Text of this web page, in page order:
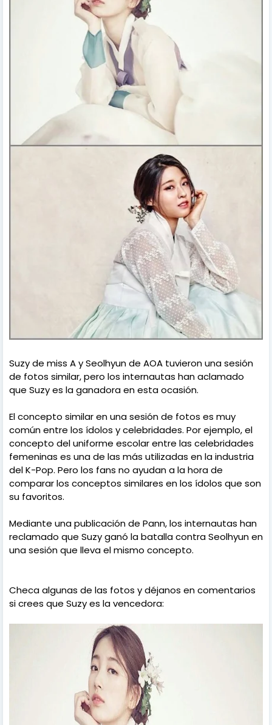
Suzy de miss A y Seolhyun de AOA tuvieron una sesión
de fotos similar, pero los internautas han aclamado
que Suzy es la ganadora en esta ocasión.
El concepto similar en una sesión de fotos es muy
común entre los ídolos y celebridades. Por ejemplo, el
concepto del uniforme escolar entre las celebridades
femeninas es una de las más utilizadas en la industria
del K-Pop. Pero los fans no ayudan a la hora de
comparar los conceptos similares en los ídolos que son
su favoritos.
Mediante una publicación de Pann, los internautas han
reclamado que Suzy ganó la batalla contra Seolhyun en
una sesión que lleva el mismo concepto.
Checa algunas de las fotos y déjanos en comentarios
si crees que Suzy es la vencedora: